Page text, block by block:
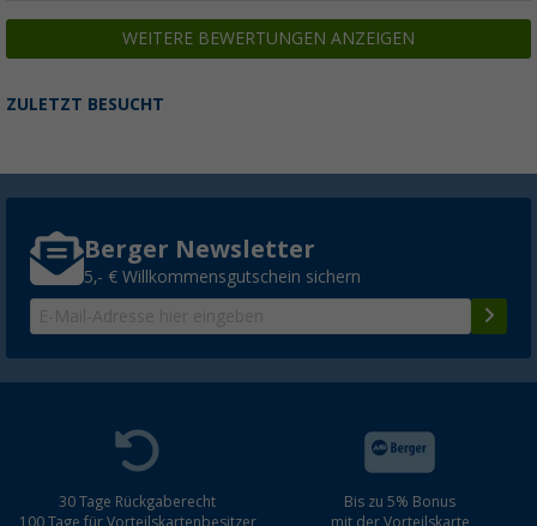
WEITERE BEWERTUNGEN ANZEIGEN
ZULETZT BESUCHT
Berger Newsletter
5,- € Willkommensgutschein sichern
30 Tage Rückgaberecht
Bis zu 5% Bonus